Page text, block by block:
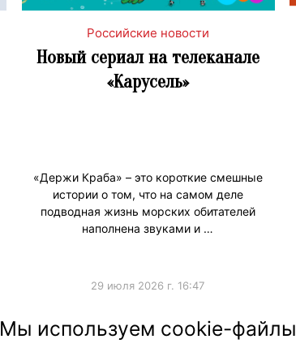
Российские новости
Новый сериал на телеканале
«Карусель»
«Держи Краба» – это короткие смешные
истории о том, что на самом деле
подводная жизнь морских обитателей
наполнена звуками и …
29 июля 2026 г. 16:47
Мы используем cookie-файлы